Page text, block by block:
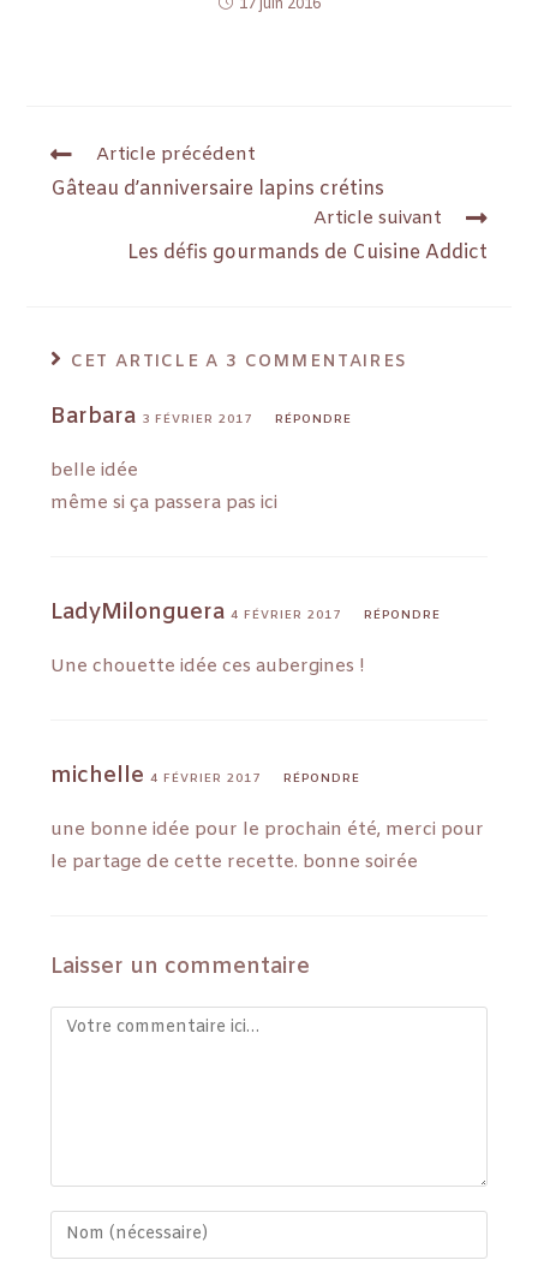
17 juin 2016
Article précédent
Gâteau d’anniversaire lapins crétins
Article suivant
Les défis gourmands de Cuisine Addict
CET ARTICLE A 3 COMMENTAIRES
Barbara 3 FÉVRIER 2017 RÉPONDRE
belle idée
même si ça passera pas ici
LadyMilonguera 4 FÉVRIER 2017 RÉPONDRE
Une chouette idée ces aubergines !
michelle 4 FÉVRIER 2017 RÉPONDRE
une bonne idée pour le prochain été, merci pour
le partage de cette recette. bonne soirée
Laisser un commentaire